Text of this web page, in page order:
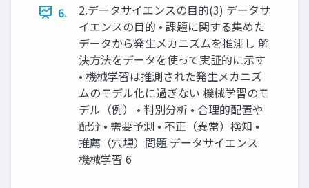
6.
2.データサイエンスの目的(3) データサ
イエンスの目的 • 課題に関する集めた
データから発生メカニズムを推測し 解
決方法をデータを使って実証的に示す
• 機械学習は推測された発生メカニズ
ムのモデル化に過ぎない 機械学習のモ
デル（例） • 判別分析 • 合理的配置や
配分 • 需要予測 • 不正（異常）検知 •
推薦（穴埋）問題 データサイエンス
機械学習 6